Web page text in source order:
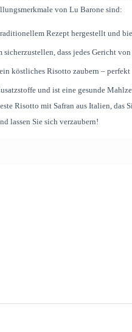
von Lu Barone sind:
Rezept hergestellt und
dass jedes Gericht
köstliches Risotto zaubern – perfekt
und ist eine gesunde
Risotto mit Safran aus Italien,
lassen Sie sich verzaubern!